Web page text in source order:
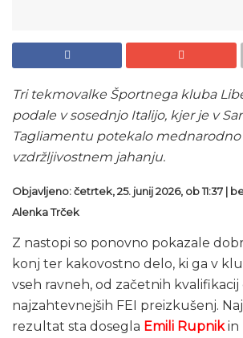
Tri tekmovalke Športnega kluba
podale v sosednjo Italijo, kjer je v
Tagliamentu potekalo
vzdržljivostnem jahanju.
Objavljeno: četrtek, 25. junij 2026, ob 11:37 |
Alenka Trček
Z nastopi so ponovno pokazale
konj ter kakovostno delo, ki ga v
vseh ravneh, od začetnih kvalifikacij
najzahtevnejših FEI preizkušenj.
rezultat sta dosegla Emili Rupnikin